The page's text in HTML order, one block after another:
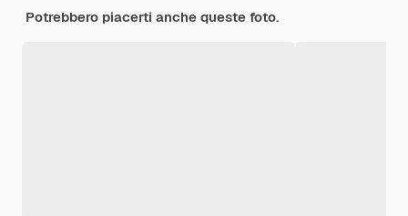
Potrebbero piacerti anche queste foto.